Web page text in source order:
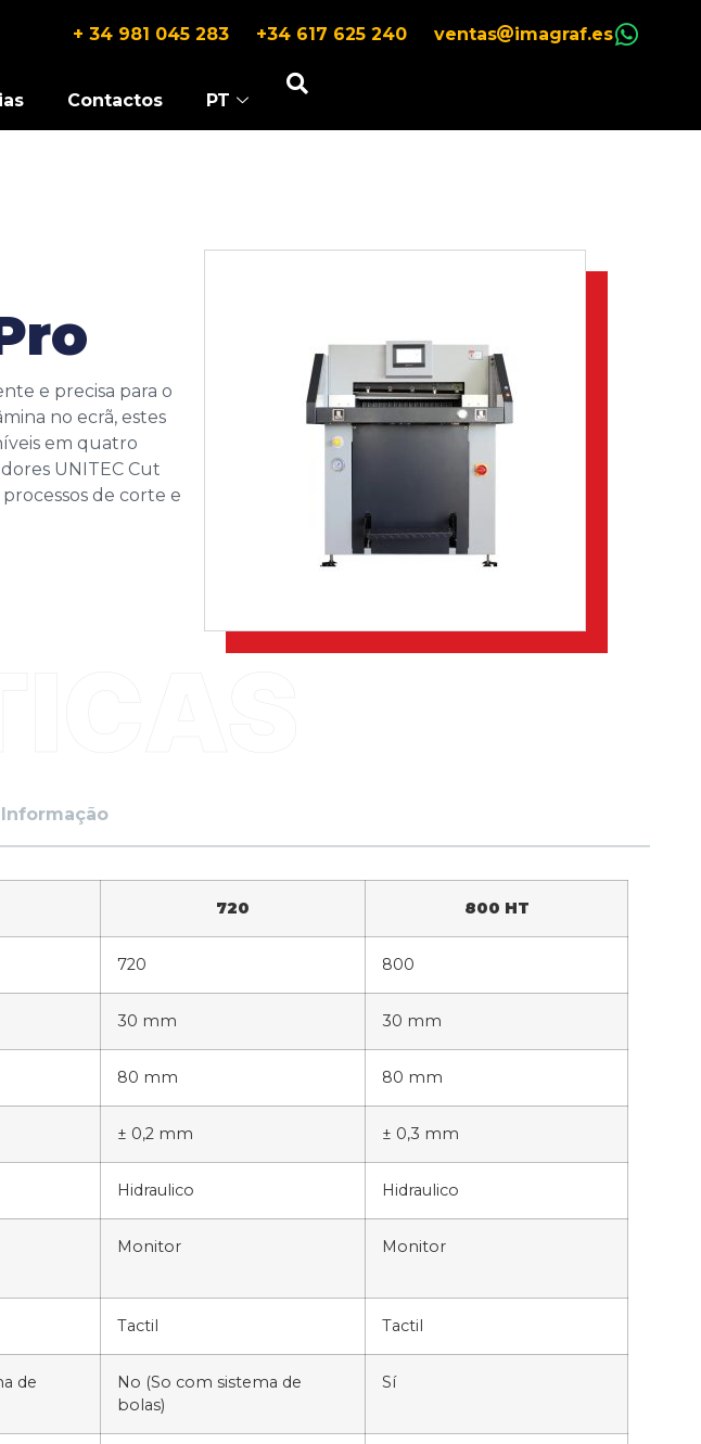
+ 34 981 045 283 +34 617 625 240 ventas imagraf.es
Contactos PT
e precisa para o
no ecrã, estes
em quatro
UNITEC Cut
de corte e
Informação
720 800 HT
720 800
30 mm 30 mm
80 mm 80 mm
± 0,2 mm ± 0,3 mm
Hidraulico Hidraulico
Monitor Monitor
Tactil Tactil
de
No (So com sistema de
bolas)
Sí